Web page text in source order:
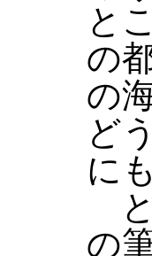
と
の
の
ど
に
と
の